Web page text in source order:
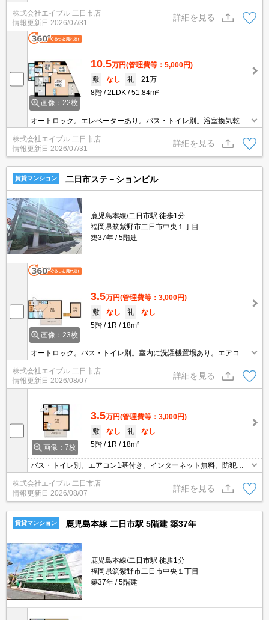
式。洗面化粧台付き。温水洗浄便座付き。室内に洗濯機置場あり。
TVインターホン付き。ウォークインクローゼット付き。
株式会社エイブル 二日市店
情報更新日 2026/07/31
詳細を見る
画像：22枚
10.5万円(管理費等：5,000円)
敷
なし 礼
21万
8階
2LDK 51.84m²
オートロック。エレベーターあり。バス・トイレ別。浴室換気乾燥
式。洗面化粧台付き。温水洗浄便座付き。室内に洗濯機置場あり。
TVインターホン付き。ウォークインクローゼット付き。
株式会社エイブル 二日市店
情報更新日 2026/07/31
詳細を見る
賃貸マンション 二日市ステ－ションビル
鹿児島本線/二日市駅 徒歩1分
福岡県筑紫野市二日市中央１丁目
築37年
5階建
画像：23枚
3.5万円(管理費等：3,000円)
敷
なし 礼
なし
5階
1R 18m²
オートロック。バス・トイレ別。室内に洗濯機置場あり。エアコン
無料。オール電化。
株式会社エイブル 二日市店
情報更新日 2026/08/07
詳細を見る
画像：7枚
3.5万円(管理費等：3,000円)
敷
なし 礼
なし
5階
1R 18m²
バス・トイレ別。エアコン1基付き。インターネット無料。防犯カ
株式会社エイブル 二日市店
情報更新日 2026/08/07
詳細を見る
賃貸マンション 鹿児島本線 二日市駅 5階建 築37年
鹿児島本線/二日市駅 徒歩1分
福岡県筑紫野市二日市中央１丁目
築37年
5階建